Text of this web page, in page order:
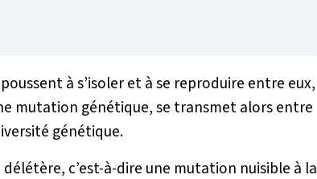
à s’isoler et à se reproduire entre eux,
mutation génétique, se transmet alors entre
génétique.
c’est-à-dire une mutation nuisible à la